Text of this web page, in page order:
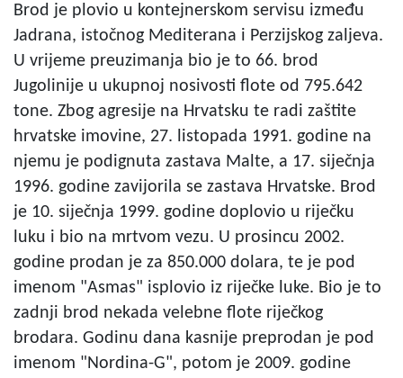
Brod je plovio u kontejnerskom servisu između
Jadrana, istočnog Mediterana i Perzijskog zaljeva.
U vrijeme preuzimanja bio je to 66. brod
Jugolinije u ukupnoj nosivosti flote od 795.642
tone. Zbog agresije na Hrvatsku te radi zaštite
hrvatske imovine, 27. listopada 1991. godine na
njemu je podignuta zastava Malte, a 17. siječnja
1996. godine zavijorila se zastava Hrvatske. Brod
je 10. siječnja 1999. godine doplovio u riječku
luku i bio na mrtvom vezu. U prosincu 2002.
godine prodan je za 850.000 dolara, te je pod
imenom "Asmas" isplovio iz riječke luke. Bio je to
zadnji brod nekada velebne flote riječkog
brodara. Godinu dana kasnije preprodan je pod
imenom "Nordina-G", potom je 2009. godine